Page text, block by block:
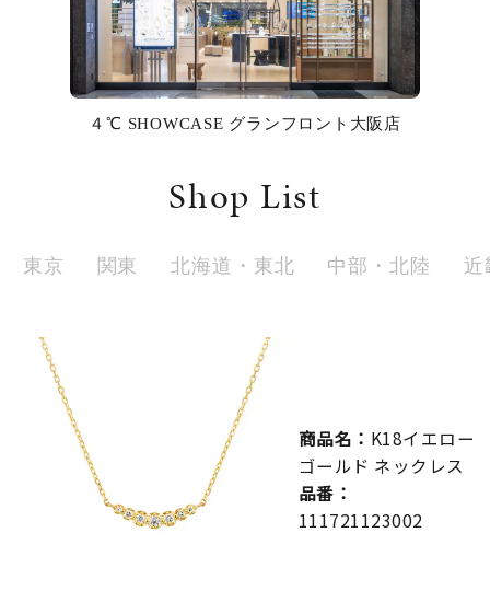
ファッションテイスト
着用シーン
リングサイズ
在庫ありのみ すべて表示
４℃ SHOWCASE グランフロント大阪店
Shop List
東京 関東 北海道・東北 中部・北陸 近
商品名： K18イエロー
ゴールド ネックレス
品番：
111721123002